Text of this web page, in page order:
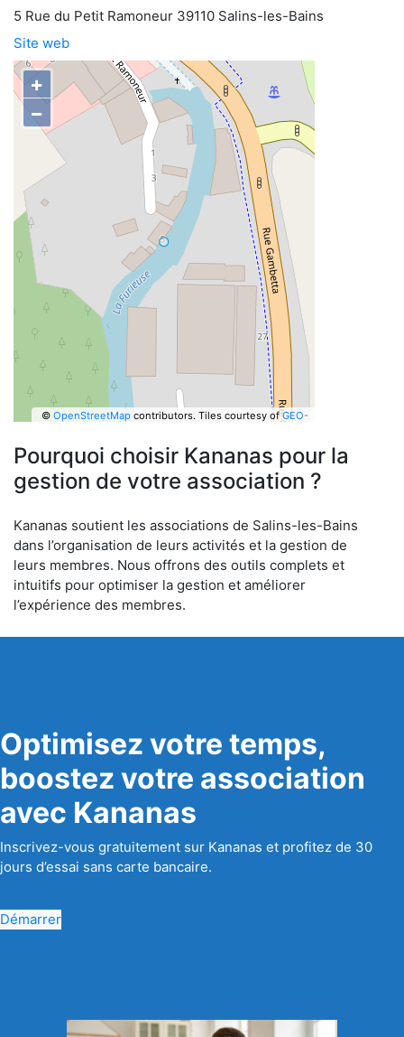
5 Rue du Petit Ramoneur 39110 Salins-les-Bains
Site web
+
−
© OpenStreetMapcontributors. Tiles courtesy ofGEO-
Pourquoi choisir Kananas pour la
gestion de votre association ?
Kananas soutient les associations de Salins-les-Bains
dans l’organisation de leurs activités et la gestion de
leurs membres. Nous offrons des outils complets et
intuitifs pour optimiser la gestion et améliorer
l’expérience des membres.
Optimisez votre temps,
boostez votre association
avec Kananas
Inscrivez-vous gratuitement sur Kananas et profitez de 30
jours d’essai sans carte bancaire.
Démarrer